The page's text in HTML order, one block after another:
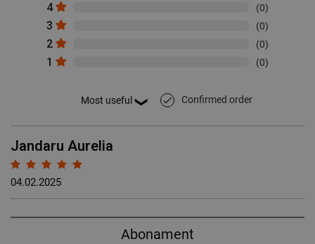
4 (0)
3 (0)
2 (0)
1 (0)
done Confirmed order
Jandaru Aurelia
04.02.2025
Abonament